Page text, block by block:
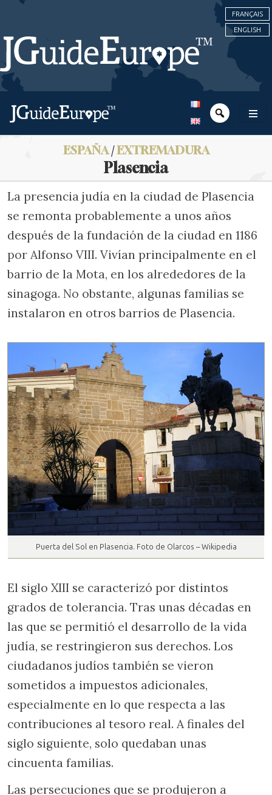
FRANÇAIS
ENGLISH
ESPAÑA/EXTREMADURA
Plasencia
La presencia judía en la ciudad de Plasencia
se remonta probablemente a unos años
después de la fundación de la ciudad en 1186
por Alfonso VIII. Vivían principalmente en el
barrio de la Mota, en los alrededores de la
sinagoga. No obstante, algunas familias se
instalaron en otros barrios de Plasencia.
Puerta del Sol en Plasencia. Foto de Olarcos – Wikipedia
El siglo XIII se caracterizó por distintos
grados de tolerancia. Tras unas décadas en
las que se permitió el desarrollo de la vida
judía, se restringieron sus derechos. Los
ciudadanos judíos también se vieron
sometidos a impuestos adicionales,
especialmente en lo que respecta a las
contribuciones al tesoro real. A finales del
siglo siguiente, solo quedaban unas
cincuenta familias.
Las persecuciones que se produjeron a